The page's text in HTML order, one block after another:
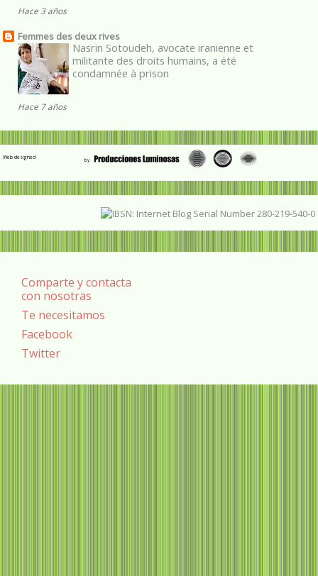
Hace 3 años
Femmes des deux rives
Nasrin Sotoudeh, avocate iranienne et
militante des droits humains, a été
condamnée à prison
Hace 7 años
Web designed
Comparte y contacta
con nosotras
Te necesitamos
Facebook
Twitter